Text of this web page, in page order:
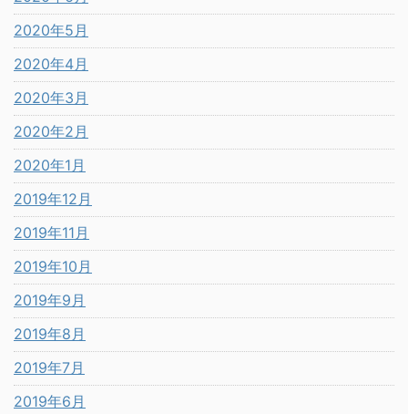
2020年5月
2020年4月
2020年3月
2020年2月
2020年1月
2019年12月
2019年11月
2019年10月
2019年9月
2019年8月
2019年7月
2019年6月